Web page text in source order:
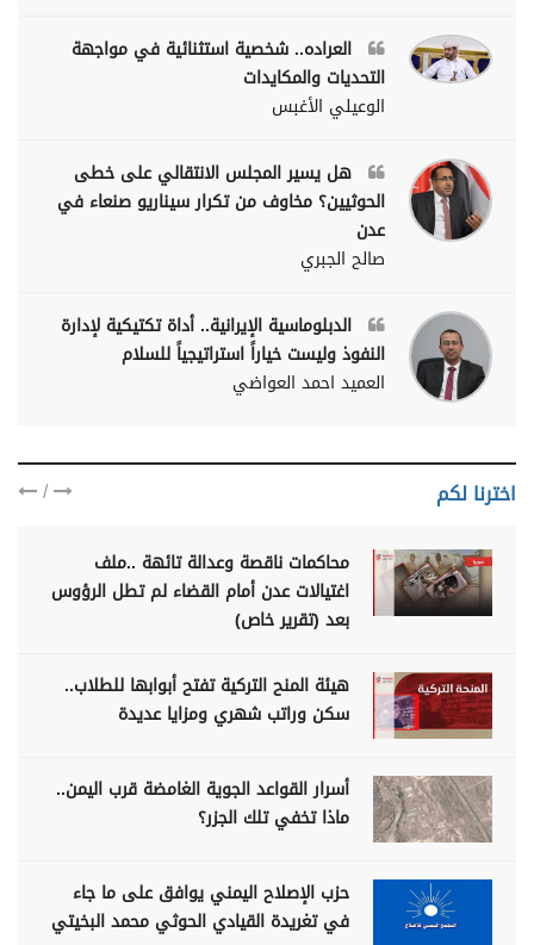
العراده.. شخصية استثنائية في مواجهة
التحديات والمكايدات
الوعيلي الأغبس
هل يسير المجلس الانتقالي على خطى
الحوثيين؟ مخاوف من تكرار سيناريو صنعاء في
عدن
صالح الجبري
الدبلوماسية الإيرانية.. أداة تكتيكية لإدارة
النفوذ وليست خياراً استراتيجياً للسلام
العميد احمد العواضي
اخترنا لكم /
محاكمات ناقصة وعدالة تائهة ..ملف
اغتيالات عدن أمام القضاء لم تطل الرؤوس
بعد (تقرير خاص)
هيئة المنح التركية تفتح أبوابها للطلاب..
سكن وراتب شهري ومزايا عديدة
أسرار القواعد الجوية الغامضة قرب اليمن..
ماذا تخفي تلك الجزر؟
حزب الإصلاح اليمني يوافق على ما جاء
في تغريدة القيادي الحوثي محمد البخيتي